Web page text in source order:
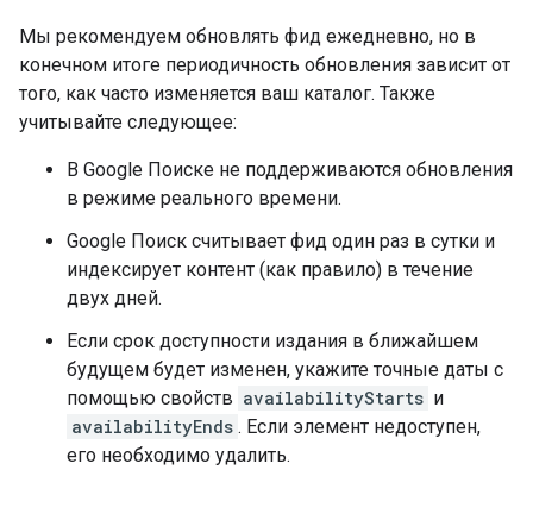
Мы рекомендуем обновлять фид ежедневно, но в
конечном итоге периодичность обновления зависит от
того, как часто изменяется ваш каталог. Также
учитывайте следующее:
В Google Поиске не поддерживаются обновления
в режиме реального времени.
Google Поиск считывает фид один раз в сутки и
индексирует контент (как правило) в течение
двух дней.
Если срок доступности издания в ближайшем
будущем будет изменен, укажите точные даты с
помощью свойств availabilityStarts и
availabilityEnds . Если элемент недоступен,
его необходимо удалить.